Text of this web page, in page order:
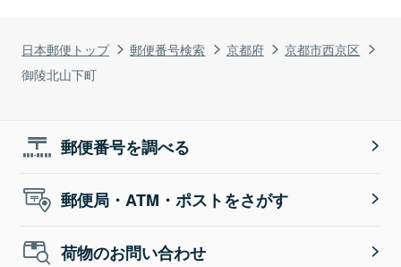
日本郵便トップ 郵便番号検索 京都府
京都市西京区
御陵北山下町
郵便番号を調べる
郵便局・ATM・ポストをさがす
荷物のお問い合わせ